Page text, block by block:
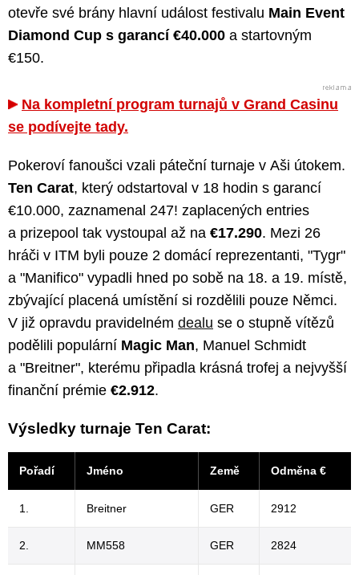
otevře své brány hlavní událost festivalu Main Event
Diamond Cup s garancí €40.000 a startovným
€150.
Na kompletní program turnajů v Grand Casinu
se podívejte tady.
Pokeroví fanoušci vzali páteční turnaje v Aši útokem.
Ten Carat, který odstartoval v 18 hodin s garancí
€10.000, zaznamenal 247! zaplacených entries
a prizepool tak vystoupal až na €17.290. Mezi 26
hráči v ITM byli pouze 2 domácí reprezentanti, "Tygr"
a "Manifico" vypadli hned po sobě na 18. a 19. místě,
zbývající placená umístění si rozdělili pouze Němci.
V již opravdu pravidelném dealu se o stupně vítězů
podělili populární Magic Man, Manuel Schmidt
a "Breitner", kterému připadla krásná trofej a nejvyšší
finanční prémie €2.912.
Výsledky turnaje Ten Carat:
Pořadí Jméno Země Odměna €
1. Breitner GER 2912
2. MM558 GER 2824